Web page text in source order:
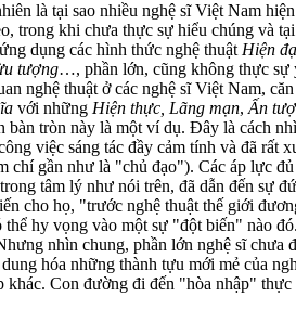
là tại sao nhiều nghệ sĩ Việt Nam
trong khi chưa thực sự hiểu chúng và
dụng các hình thức nghệ thuật Hiện
tượng…, phần lớn, cũng không thực sự
nghệ thuật ở các nghệ sĩ Việt Nam,
với những Hiện thực, Lãng mạn, Ấn
bàn tròn này là một ví dụ. Đây là cách
việc sáng tác đầy cảm tính và đã rất
chí gần như là "chủ đạo"). Các áp lực
tâm lý như nói trên, đã dẫn đến sự
cho họ, "trước nghệ thuật thế giới
thể hy vọng vào một sự "đột biến" nào
nhìn chung, phần lớn nghệ sĩ chưa
hóa những thành tựu mới mẻ của
khác. Con đường đi đến "hòa nhập"